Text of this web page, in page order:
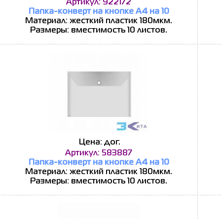
Артикул: 922172
Папка-конверт на кнопке А4 на 10
Материал: жесткий пластик 180мкм.
Размеры: вместимость 10 листов.
Цена: дог.
Артикул: 583887
Папка-конверт на кнопке А4 на 10
Материал: жесткий пластик 180мкм.
Размеры: вместимость 10 листов.